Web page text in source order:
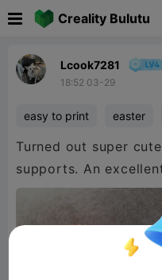
Creality Bulutu
Lcook7281
18:52 03-29
easy to print easter
Turned out super
supports. An